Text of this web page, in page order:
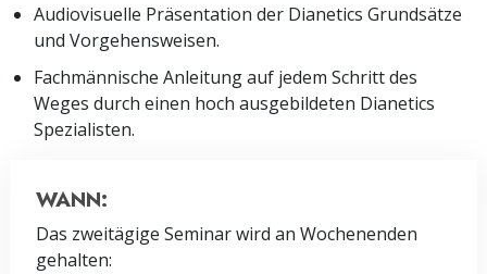
Audiovisuelle Präsentation der Dianetics Grundsätze
und Vorgehensweisen.
Fachmännische Anleitung auf jedem Schritt des
Weges durch einen hoch ausgebildeten Dianetics
Spezialisten.
WANN:
Das zweitägige Seminar wird an Wochenenden
gehalten: